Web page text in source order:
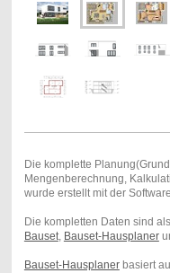
Die komplette
Mengenberechnung,
wurde erstellt mit der Software
Die kompletten Daten sind
Bauset, Bauset-Hausplaner
Bauset-Hausplanerbasiert